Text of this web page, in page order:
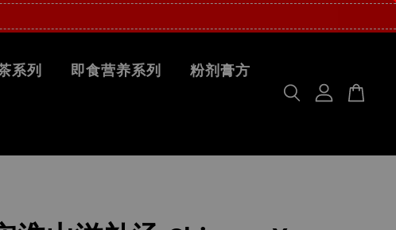
系列 即食营养系列 粉剂膏方